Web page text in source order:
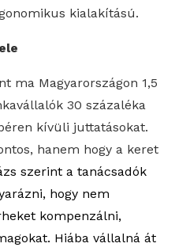
kialakítású.
ma Magyarországon 1,5
30 százaléka
kívüli juttatásokat.
hanem hogy a keret
szerint a tanácsadók
hogy nem
kompenzálni,
Hiába vállalná át